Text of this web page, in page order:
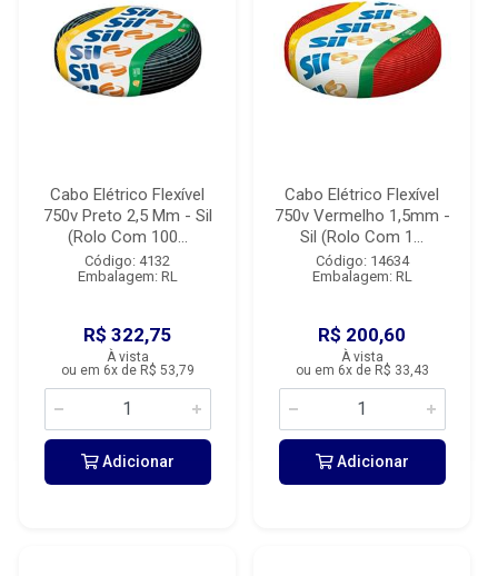
Cabo Elétrico Flexível
750v Preto 2,5 Mm - Sil
(Rolo Com 100...
Código: 4132
Embalagem: RL
R$ 322,75
À vista
ou em 6x de R$ 53,79
Adicionar
Cabo Elétrico Flexível
750v Vermelho 1,5mm -
Sil (Rolo Com 1...
Código: 14634
Embalagem: RL
R$ 200,60
À vista
ou em 6x de R$ 33,43
Adicionar